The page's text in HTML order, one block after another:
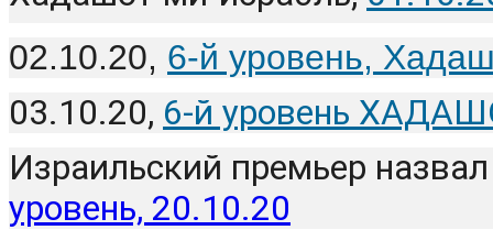
02.10.20, 6-й уровень,
03.10.20, 6-й уровень
Израильский премьер
уровень, 20.10.20